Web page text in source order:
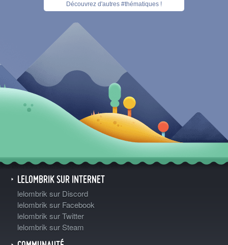
Découvrez d'autres #thématiques !
LELOMBRIK SUR INTERNET
lelombrik sur Discord
lelombrik sur Facebook
lelombrik sur Twitter
lelombrik sur Steam